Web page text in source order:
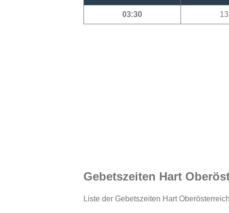
03:30
Gebetszeiten Hart
Liste der Gebetszeiten Hart